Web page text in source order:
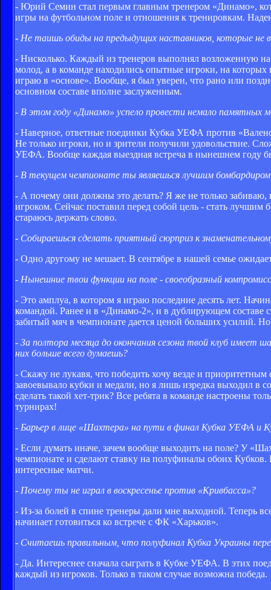
- Юрий Семин стал первым главным тренером «Динамо»,
игры на футбольном по­ле и отношения к тренировкам.
- Не таишь обиды на предыдущих наставников, которые не
- Нисколько. Каждый из тренеров выполнял возложен­ную
молод, а в команде на­ходились опытные игроки, на которых
играю в «основе». Во­обще, я был уверен, что рано или
основном составе вполне заслуженным.
- В этом году «Динамо» успело провести немало па­мятных
- Наверное, ответные по­единки Кубка УЕФА против
Не только игроки, но и зрители получили удовольствие.
УЕФА. Вообще каждая выездная встреча в нынешнем году
- В текущем чемпионате ты являешься лучшим
- А почему они должны это делать? Я же не только
игроком. Сейчас поставил пе­ред собой цель - стать
стараюсь держать слово.
- Собираешься сделать приятный сюрприз к
- Одно другому не мешает. В сентябре в нашей семье
- Нынешние твои функции на поле - своеобразный
- Это амплуа, в котором я играю последние десять лет.
командой. Ранее и в «Динамо-2», и в дублирующем
забитый мяч в чемпи­онате дается ценой больших усилий.
- За полтора месяца до окончания сезона твой клуб имеет
них больше всего думаешь?
- Скажу не лукавя, что по­бедить хочу везде и
завоевыва­ло кубки и медали, но я лишь изредка выходил в
сде­лать такой хет-трик? Все ребя­та в команде настроены
турнирах!
- Барьер в лице «Шахте­ра» на пути в финал Кубка УЕФА и
- Если думать иначе, зачем вообще выходить на поле? У
чемпионате и сдела­ют ставку на полуфиналы обо­их
интересные матчи.
- Почему ты не играл в воскресенье против «Кривбасса»?
- Из-за болей в спине тре­неры дали мне выходной. Те­перь
начинает готовиться ко встрече с ФК «Харьков».
- Считаешь правиль­ным, что полуфинал Кубка Украины
- Да. Интереснее сначала сыграть в Кубке УЕФА. В этих
каждый из игроков. Только в та­ком случае возможна победа.